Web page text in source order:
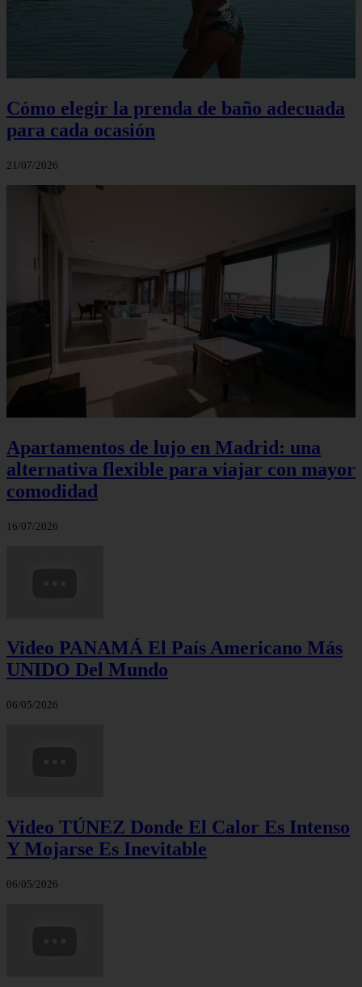
Cómo elegir la prenda de baño adecuada
para cada ocasión
21/07/2026
Apartamentos de lujo en Madrid: una
alternativa flexible para viajar con mayor
comodidad
16/07/2026
Video PANAMÁ El País Americano Más
UNIDO Del Mundo
06/05/2026
Video TÚNEZ Donde El Calor Es Intenso
Y Mojarse Es Inevitable
06/05/2026